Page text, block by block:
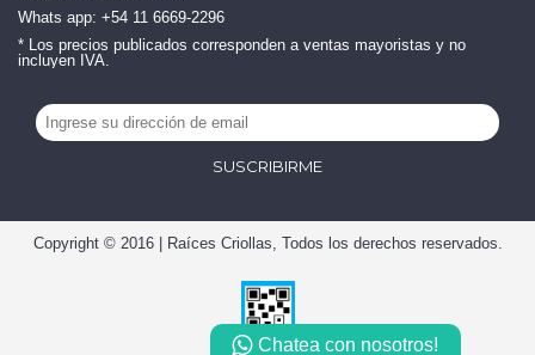
Whats app: +54 11 6669-2296
* Los precios publicados corresponden a ventas mayoristas y no
incluyen IVA.
SUSCRIBIRME
Copyright © 2016 | Raíces Criollas, Todos los derechos reservados.
Chatea con nosotros!